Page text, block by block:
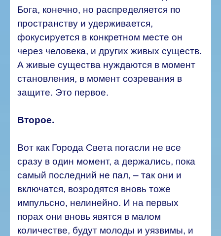
Бога, конечно, но распределяется по
пространству и удерживается,
фокусируется в конкретном месте он
через человека, и других живых существ.
А живые существа нуждаются в момент
становления, в момент созревания в
защите. Это первое.
Второе.
Вот как Города Света погасли не все
сразу в один момент, а держались, пока
самый последний не пал, – так они и
включатся, возродятся вновь тоже
импульсно, нелинейно. И на первых
порах они вновь явятся в малом
количестве, будут молоды и уязвимы, и